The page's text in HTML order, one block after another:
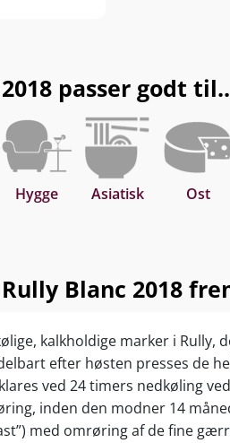
passer godt
Hygge Asiatisk Ost
Blanc 2018
kalkholdige marker i Rully,
efter høsten presses de
ved 24 timers nedkøling ved
inden den modner 14
med omrøring af de fine